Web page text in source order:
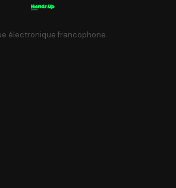
électronique francophone.